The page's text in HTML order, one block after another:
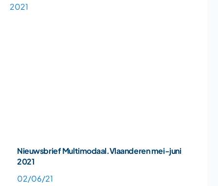
Nieuwsbrief Multimodaal.Vlaanderen mei-juni
2021
02/06/21